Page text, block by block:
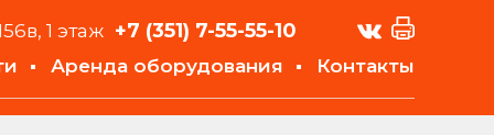
1 этаж +7 (351) 7-55-55-10
Аренда оборудования Контакты